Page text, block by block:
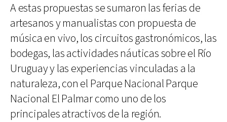
A estas propuestas se sumaron las ferias de
artesanos y manualistas con propuesta de
música en vivo, los circuitos gastronómicos, las
bodegas, las actividades náuticas sobre el Río
Uruguay y las experiencias vinculadas a la
naturaleza, con el Parque Nacional Parque
Nacional El Palmar como uno de los
principales atractivos de la región.